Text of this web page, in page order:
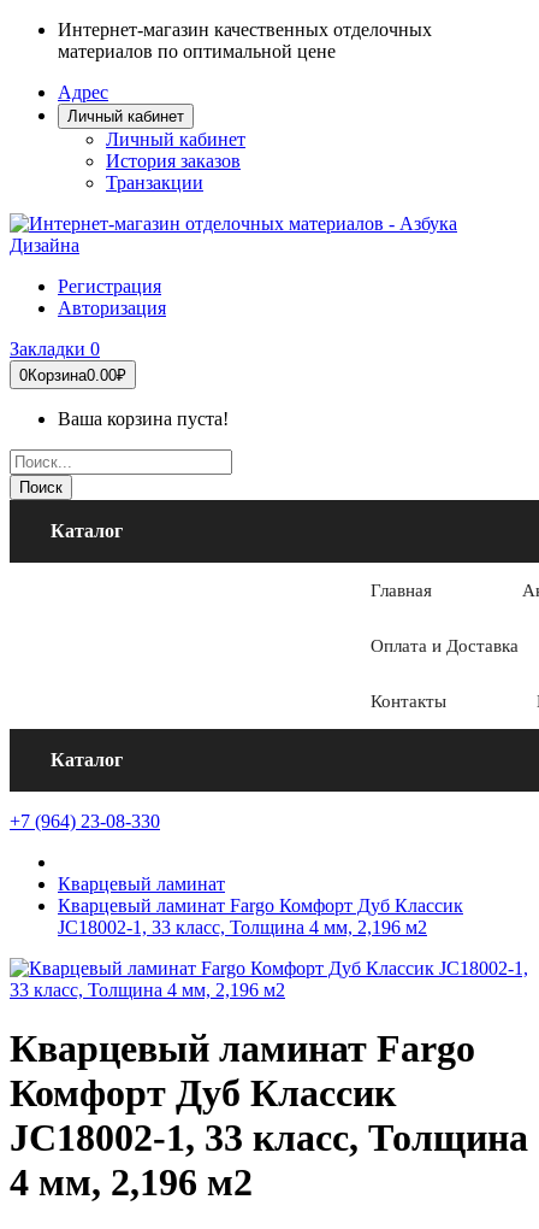
Интернет-магазин качественных отделочных
материалов по оптимальной цене
Адрес
Личный кабинет
Личный кабинет
История заказов
Транзакции
Регистрация
Авторизация
Закладки 0
0Корзина0.00₽
Ваша корзина пуста!
Поиск
Каталог
Главная
Оплата и Доставка
Контакты
Каталог
+7 (964) 23-08-330
Кварцевый ламинат
Кварцевый ламинат Fargo Комфорт Дуб Классик
JC18002-1, 33 класс, Толщина 4 мм, 2,196 м2
Кварцевый ламинат Fargo
Комфорт Дуб Классик
JC18002-1, 33 класс, Толщина
4 мм, 2,196 м2